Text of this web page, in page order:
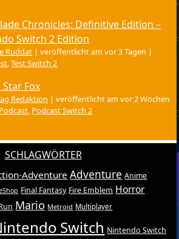
Chronicles: Definitive Edition –
Switch 2 Edition
Ruddat |veröffentlicht am vor 3 Tagen |
,Test Switch 2
Star Fox
Redaktion |veröffentlicht am vor 2 Wochen
Podcast, Podcast Switch 2
SCHLAGWÖRTER
Adventure Adventure Anime
Final Fantasy Fire Emblem Horror
Mario Metroid Multiplayer
Switch Nintendo Switch